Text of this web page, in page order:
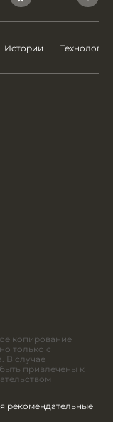
Истории Технологии
копирование
только с
В случае
привлечены к
рекомендательные